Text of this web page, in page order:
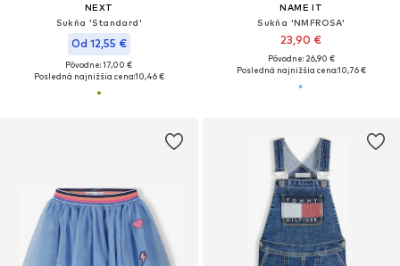
NEXT
Sukňa 'Standard'
Od 12,55 €
Pôvodne: 17,00 €
Posledná najnižšia cena:10,46 €
NAME IT
Sukňa 'NMFROSA'
23,90 €
Pôvodne: 26,90 €
Posledná najnižšia cena:10,76 €